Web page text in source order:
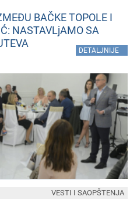
BAČKE TOPOLE I
NASTAVLjAMO SA
DETALJNIJE
VESTI I SAOPŠTENJA